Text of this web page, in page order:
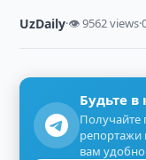
UzDaily·👁 9562 views·
Будьте в
Получайте
репортажи
вам